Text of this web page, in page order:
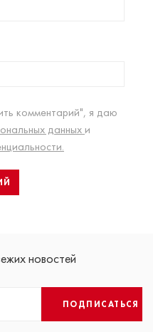
комментарий", я даю
данных и
новостей
ПОДПИСАТЬСЯ